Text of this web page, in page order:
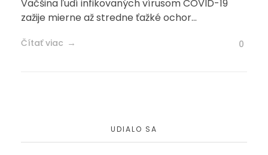
Väčšina ľudí infikovaných vírusom COVID-19
zažije mierne až stredne ťažké ochor...
Čítať viac 0
UDIALO SA